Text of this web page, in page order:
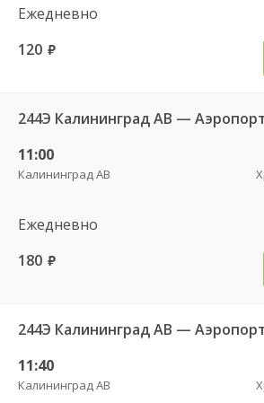
Ежедневно
120 руб.
244Э Калининград АВ —
11:00
Калининград АВ
Ежедневно
180 руб.
244Э Калининград АВ —
11:40
Калининград АВ